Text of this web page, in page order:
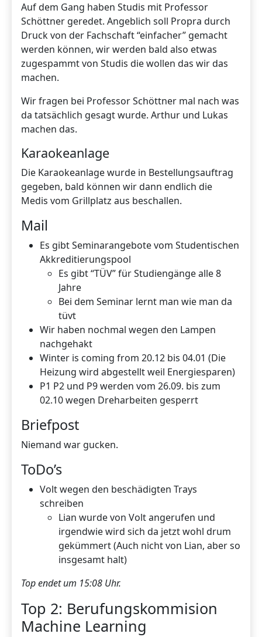
Auf dem Gang haben Studis mit Professor
Schöttner geredet. Angeblich soll Propra durch
Druck von der Fachschaft “einfacher” gemacht
werden können, wir werden bald also etwas
zugespammt von Studis die wollen das wir das
machen.
Wir fragen bei Professor Schöttner mal nach was
da tatsächlich gesagt wurde. Arthur und Lukas
machen das.
Karaokeanlage
Die Karaokeanlage wurde in Bestellungsauftrag
gegeben, bald können wir dann endlich die
Medis vom Grillplatz aus beschallen.
Mail
Es gibt Seminarangebote vom Studentischen
Akkreditierungspool
Es gibt “TÜV” für Studiengänge alle 8
Jahre
Bei dem Seminar lernt man wie man da
tüvt
Wir haben nochmal wegen den Lampen
nachgehakt
Winter is coming from 20.12 bis 04.01 (Die
Heizung wird abgestellt weil Energiesparen)
P1 P2 und P9 werden vom 26.09. bis zum
02.10 wegen Dreharbeiten gesperrt
Briefpost
Niemand war gucken.
ToDo’s
Volt wegen den beschädigten Trays
schreiben
Lian wurde von Volt angerufen und
irgendwie wird sich da jetzt wohl drum
gekümmert (Auch nicht von Lian, aber so
insgesamt halt)
Top endet um 15:08 Uhr.
Top 2: Berufungskommision
Machine Learning